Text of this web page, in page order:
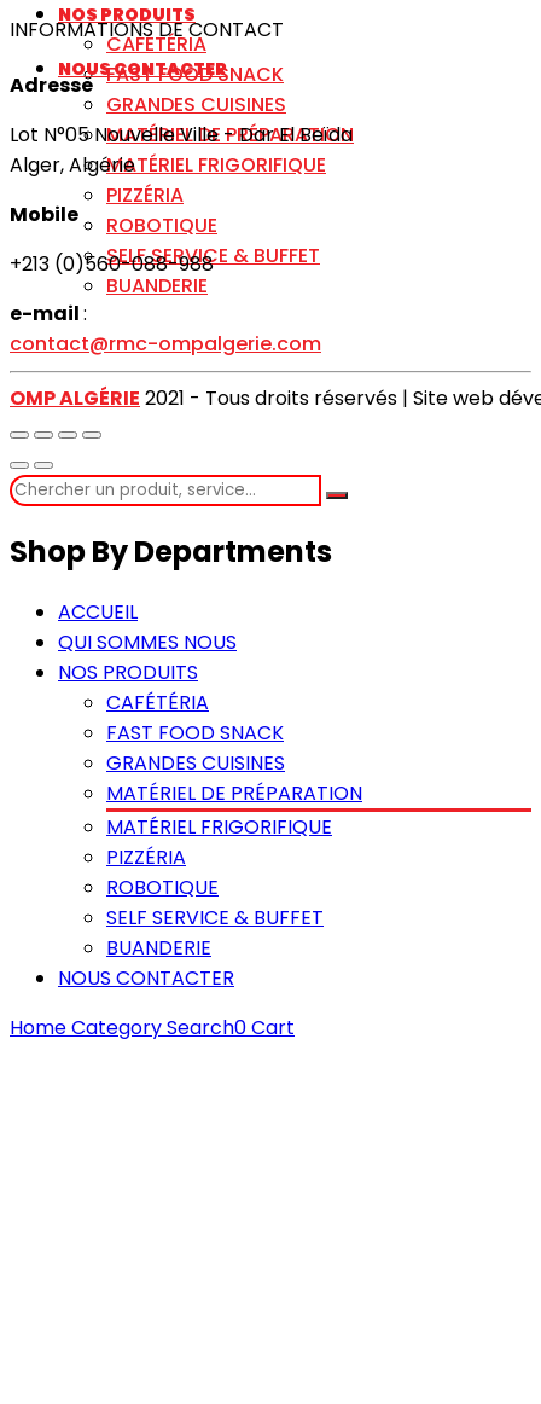
NOS PRODUITS
CAFÉTÉRIA
FAST FOOD SNACK
GRANDES CUISINES
MATÉRIEL DE PRÉPARATION
MATÉRIEL FRIGORIFIQUE
PIZZÉRIA
ROBOTIQUE
SELF SERVICE & BUFFET
BUANDERIE
NOUS CONTACTER
INFORMATIONS DE CONTACT
Adresse
Lot N°05 Nouvelle Ville - Dar El Beïda
Alger, Algérie
Mobile
+213 (0)560-088-988
e-mail:
contact@rmc-ompalgerie.com
OMP ALGÉRIE 2021 - Tous droits réservés | Site web
Shop By Departments
ACCUEIL
QUI SOMMES NOUS
NOS PRODUITS
CAFÉTÉRIA
FAST FOOD SNACK
GRANDES CUISINES
MATÉRIEL DE PRÉPARATION
MATÉRIEL FRIGORIFIQUE
PIZZÉRIA
ROBOTIQUE
SELF SERVICE & BUFFET
BUANDERIE
NOUS CONTACTER
HomeCategorySearch0Cart